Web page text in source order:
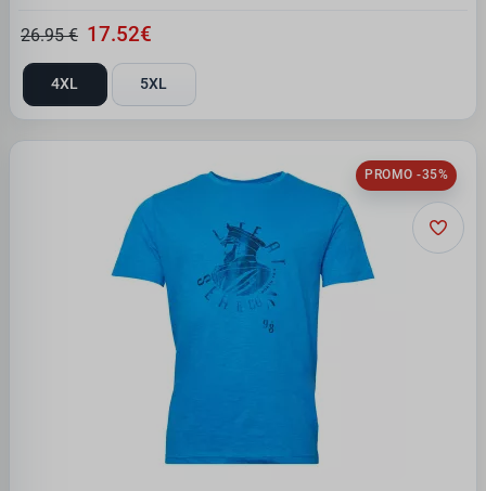
26.95 € 17.52€
4XL 5XL
PROMO -35%